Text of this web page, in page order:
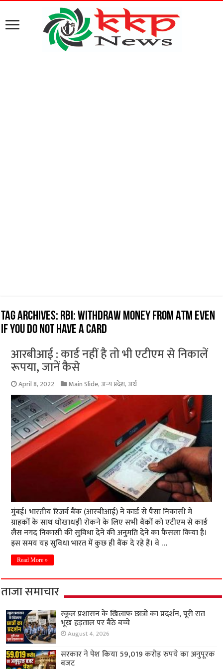
Tag Archives: RBI: Withdraw money from ATM even
if you do not have a card
आरबीआई : कार्ड नहीं है तो भी एटीएम से निकालें
रूपया, जानें कैसे
April 8, 2022 Main Slide,अन्य प्रदेश,अर्थ
मुंबई। भारतीय रिजर्व बैंक (आरबीआई) ने कार्ड से पैसा निकासी में
ग्राहकों के साथ धोखाधड़ी रोकने के लिए सभी बैंकों को एटीएम से कार्ड
लैस नगद निकासी की सुविधा देने की अनुमति देने का फैसला किया है।
इस समय यह सुविधा भारत में कुछ ही बैंक दे रहे हैं। वे …
Read More »
ताजा समाचार
स्कूल प्रशासन के खिलाफ छात्रों का प्रदर्शन, पूरी रात
भूख हड़ताल पर बैठे बच्चे
August 4, 2026
सरकार ने पेश किया 59,019 करोड़ रुपये का अनुपूरक
बजट